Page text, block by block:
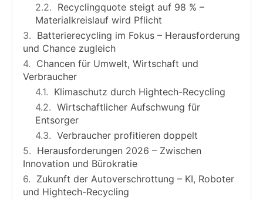
Recyclingquote steigt auf 98 % –
Materialkreislauf wird Pflicht
Batterierecycling im Fokus – Herausforderung
und Chance zugleich
Chancen für Umwelt, Wirtschaft und
Verbraucher
Klimaschutz durch Hightech-Recycling
Wirtschaftlicher Aufschwung für
Entsorger
Verbraucher profitieren doppelt
Herausforderungen 2026 – Zwischen
Innovation und Bürokratie
Zukunft der Autoverschrottung – KI, Roboter
und Hightech-Recycling